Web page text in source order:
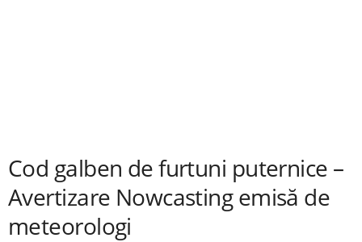
Cod galben de furtuni puternice –
Avertizare Nowcasting emisă de
meteorologi